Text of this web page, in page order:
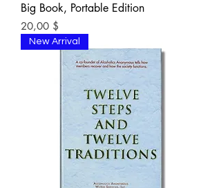
Big Book, Portable Edition
Цена
20,00 $
New Arrival